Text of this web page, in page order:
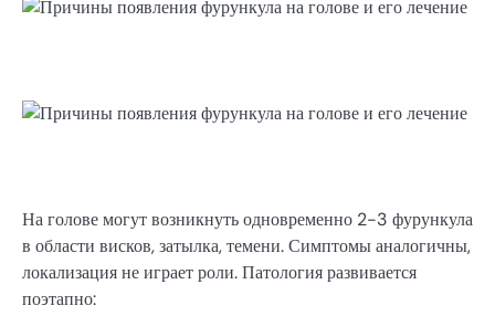
На голове могут возникнуть одновременно 2-3 фурункула
в области висков, затылка, темени. Симптомы аналогичны,
локализация не играет роли. Патология развивается
поэтапно: